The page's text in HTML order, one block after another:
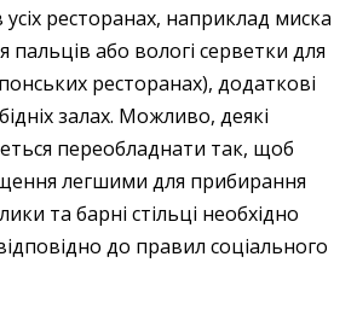
в усіх ресторанах, наприклад миска
пальців або вологі серветки для
ресторанах), додаткові
залах. Можливо, деякі
переобладнати так, щоб
легшими для прибирання
та барні стільці необхідно
до правил соціального